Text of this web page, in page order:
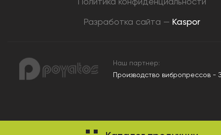
Разработка сайта — Kaspor
Наш партнер:
Производство вибропрессов -